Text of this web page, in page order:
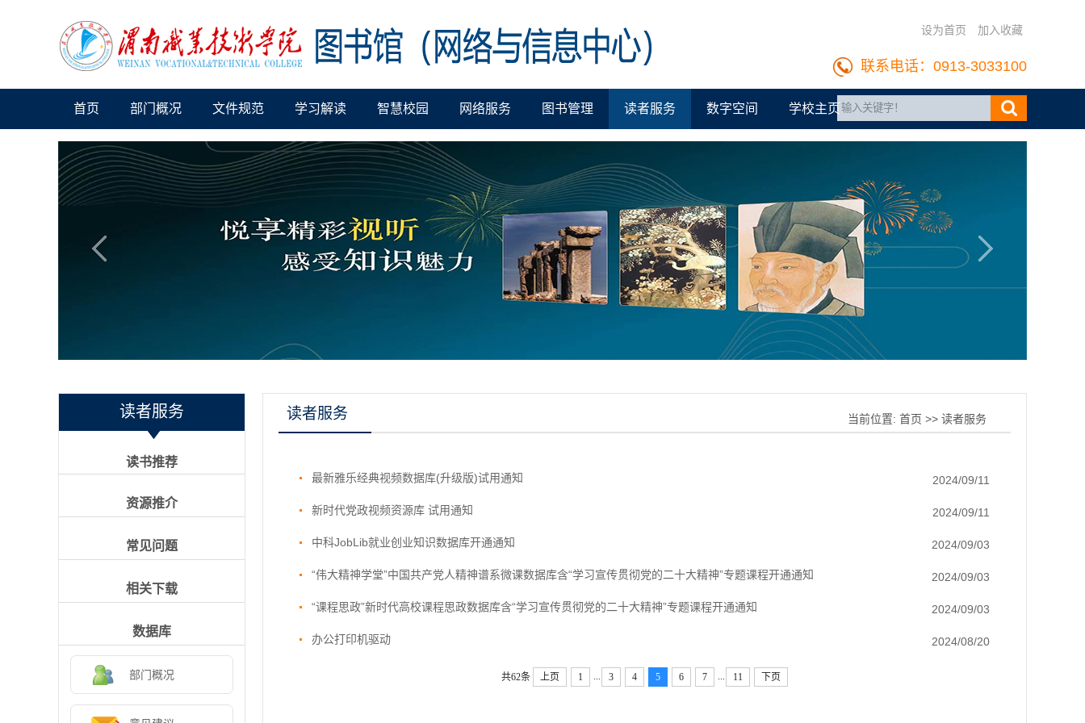
设为首页 加入收藏
联系电话：0913-3033100
首页 部门概况 文件规范 学习解读 智慧校园 网络服务 图书管理 读者服务 数字空间 学校主页
读者服务
读书推荐
资源推介
常见问题
相关下载
数据库
部门概况
读者服务 当前位置:首页 >>读者服务
最新雅乐经典视频数据库(升级版)试用通知 2024/09/11
新时代党政视频资源库 试用通知 2024/09/11
中科JobLib就业创业知识数据库开通通知 2024/09/03
“伟大精神学堂”中国共产党人精神谱系微课数据库含“学习宣传贯彻党的二十大精神”专题课程开通通知 2024/09/03
​“课程思政”新时代高校课程思政数据库含“学习宣传贯彻党的二十大精神”专题课程开通通知 2024/09/03
办公打印机驱动 2024/08/20
共62条 上页 1 3 4 5 6 7 11 下页